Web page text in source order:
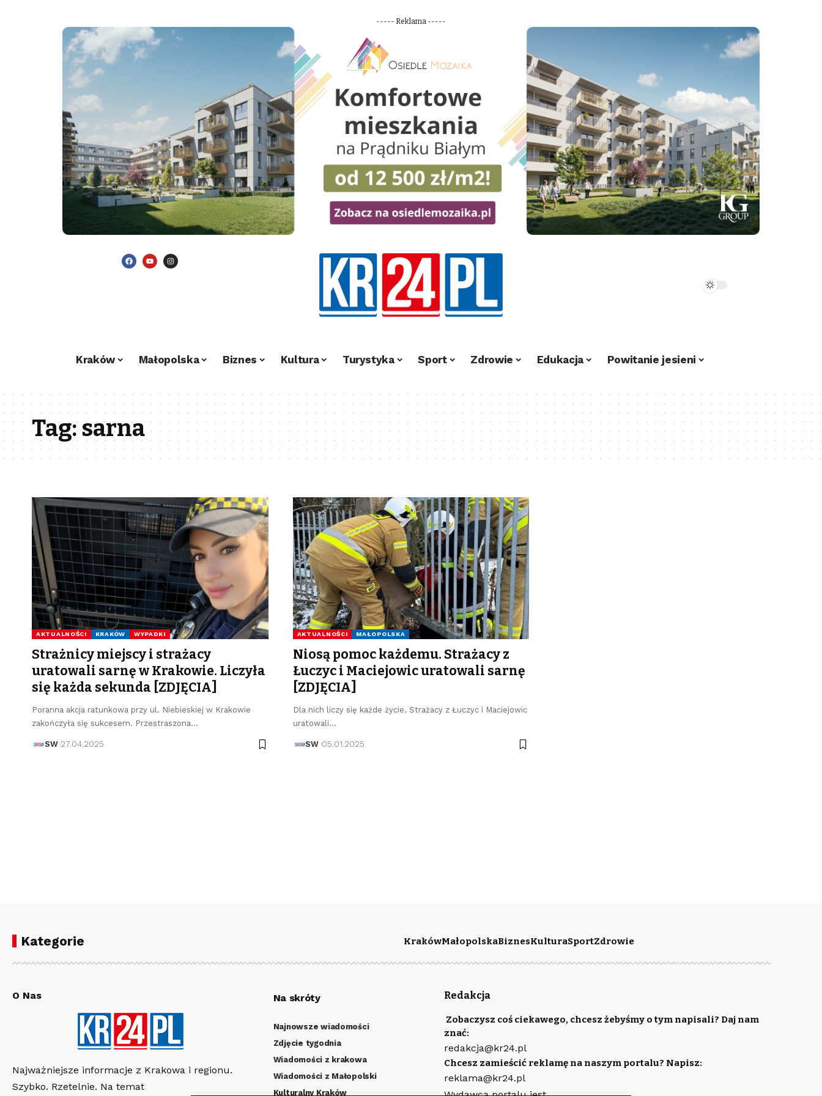
----- Reklama -----
Kraków Małopolska Biznes Kultura Turystyka Sport Zdrowie Edukacja Powitanie jesieni
Tag:sarna
AKTUALNOŚCI KRAKÓW WYPADKI
Strażnicy miejscy i strażacy
uratowali sarnę w Krakowie. Liczyła
się każda sekunda [ZDJĘCIA]
Poranna akcja ratunkowa przy ul. Niebieskiej w Krakowie
zakończyła się sukcesem. Przestraszona…
SW 27.04.2025
AKTUALNOŚCI MAŁOPOLSKA
Niosą pomoc każdemu. Strażacy z
Łuczyc i Maciejowic uratowali sarnę
[ZDJĘCIA]
Dla nich liczy się każde życie. Strażacy z Łuczyc i Maciejowic
uratowali…
SW 05.01.2025
Kategorie KrakówMałopolskaBiznesKulturaSportZdrowie
O Nas
Najważniejsze informacje z Krakowa i regionu.
Szybko. Rzetelnie. Na temat
Na skróty
Najnowsze wiadomości
Zdjęcie tygodnia
Wiadomości z krakowa
Wiadomości z Małopolski
Kulturalny Kraków
Redakcja
Zobaczysz coś ciekawego, chcesz żebyśmy o tym napisali? Daj nam
znać:
redakcja@kr24.pl
Chcesz zamieścić reklamę na naszym portalu? Napisz:
reklama@kr24.pl